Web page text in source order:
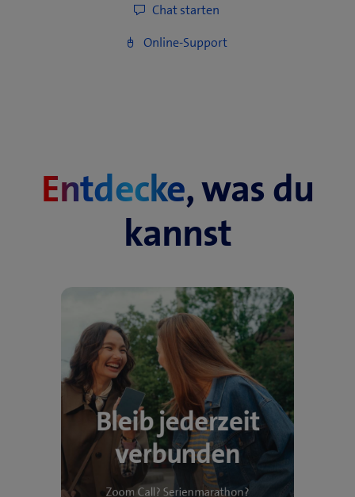
Entdecke, was du
kannst
Bleib jederzeit
verbunden
Zoom Call? Serienmarathon?